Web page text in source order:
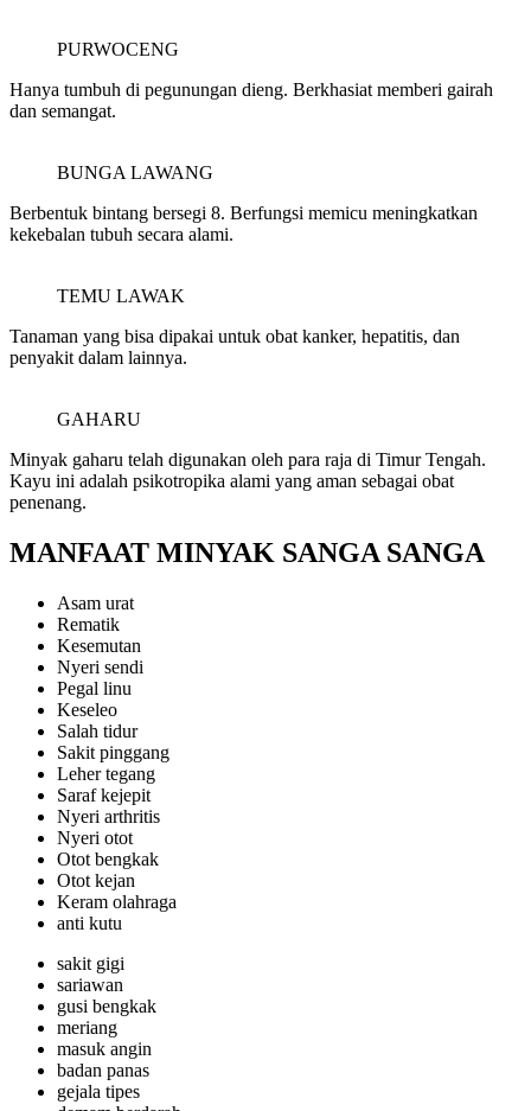
PURWOCENG
Hanya tumbuh di pegunungan dieng. Berkhasiat memberi gairah
dan semangat.
BUNGA LAWANG
Berbentuk bintang bersegi 8. Berfungsi memicu meningkatkan
kekebalan tubuh secara alami.
TEMU LAWAK
Tanaman yang bisa dipakai untuk obat kanker, hepatitis, dan
penyakit dalam lainnya.
GAHARU
Minyak gaharu telah digunakan oleh para raja di Timur Tengah.
Kayu ini adalah psikotropika alami yang aman sebagai obat
penenang.
MANFAAT MINYAK SANGA SANGA
Asam urat
Rematik
Kesemutan
Nyeri sendi
Pegal linu
Keseleo
Salah tidur
Sakit pinggang
Leher tegang
Saraf kejepit
Nyeri arthritis
Nyeri otot
Otot bengkak
Otot kejan
Keram olahraga
anti kutu
sakit gigi
sariawan
gusi bengkak
meriang
masuk angin
badan panas
gejala tipes